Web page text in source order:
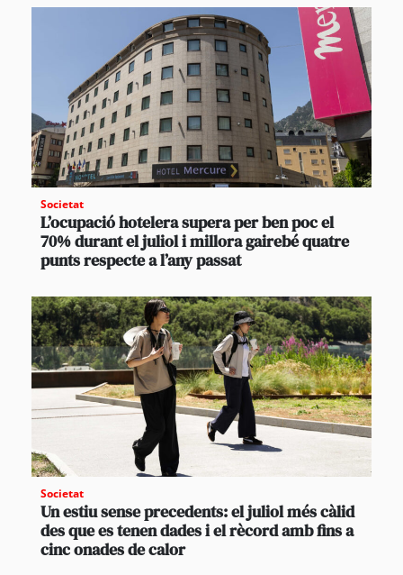
Societat
L’ocupació hotelera supera per ben poc el
70% durant el juliol i millora gairebé quatre
punts respecte a l’any passat
Societat
Un estiu sense precedents: el juliol més càlid
des que es tenen dades i el rècord amb fins a
cinc onades de calor